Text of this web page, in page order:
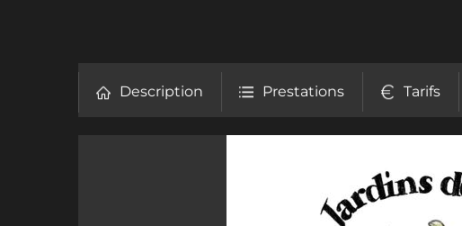
Description Prestations Tarifs